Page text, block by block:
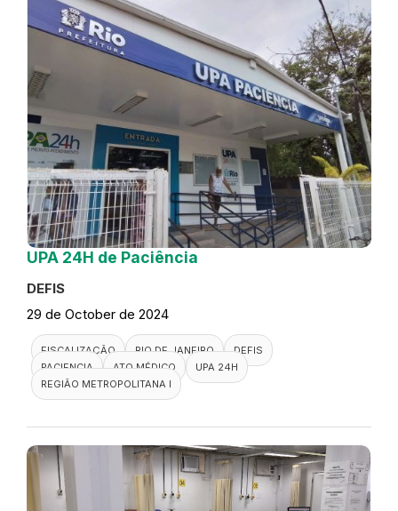
UPA 24H de Paciência
DEFIS
29 de October de 2024
FISCALIZAÇÃO RIO DE JANEIRO
DEFIS
PACIENCIA
ATO MÉDICO
UPA 24H
REGIÃO METROPOLITANA I